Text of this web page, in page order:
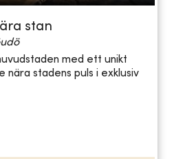
stan
med ett unikt
nära stadens puls i exklusiv